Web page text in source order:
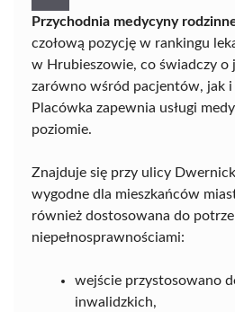
Przychodnia medycyny
czołową pozycję w rankingu
w Hrubieszowie, co świadczy o
zarówno wśród pacjentów, jak
Placówka zapewnia usługi
poziomie.
Znajduje się przy ulicy
wygodne dla mieszkańców
również dostosowana do
niepełnosprawnościami:
wejście przystosowano
inwalidzkich,